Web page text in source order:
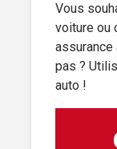
Vous
voiture ou
assurance
pas ?
auto !